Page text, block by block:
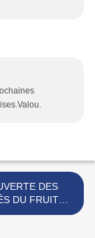
DES
DU FRUIT